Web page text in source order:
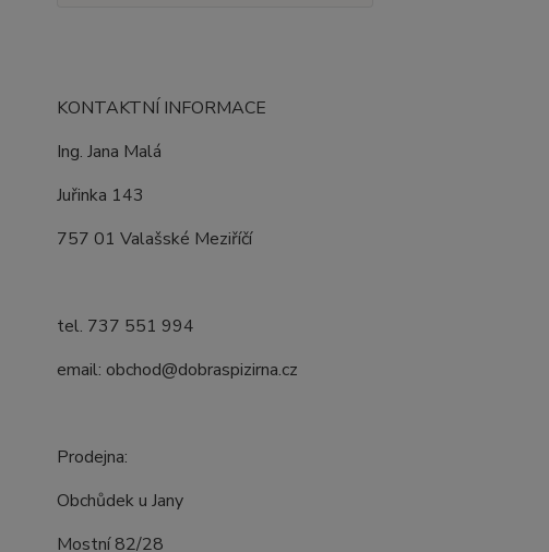
KONTAKTNÍ INFORMACE
Ing. Jana Malá
Juřinka 143
757 01 Valašské Meziříčí
tel. 737 551 994
email: obchod@dobraspizirna.cz
Prodejna:
Obchůdek u Jany
Mostní 82/28